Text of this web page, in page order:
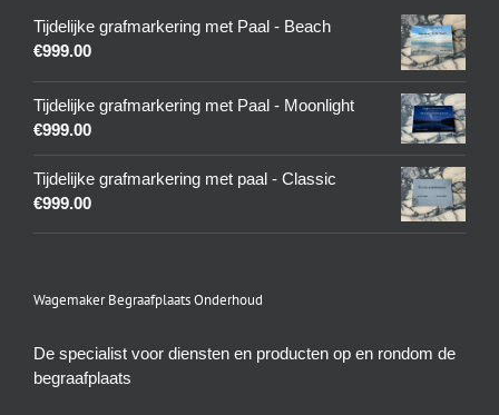
Tijdelijke grafmarkering met Paal - Beach
€999.00
Tijdelijke grafmarkering met Paal - Moonlight
€999.00
Tijdelijke grafmarkering met paal - Classic
€999.00
Wagemaker Begraafplaats Onderhoud
De specialist voor diensten en producten op en rondom de
begraafplaats